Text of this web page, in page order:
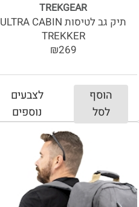
TREKGEAR
תיק גב לטיסות ULTRA CABIN
TREKKER
₪269
הוסף
לסל
לצבעים
נוספים